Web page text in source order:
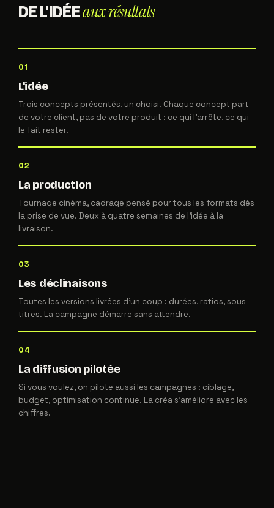
DE L'IDÉEaux résultats
01
L'idée
Trois concepts présentés, un choisi. Chaque concept part
de votre client, pas de votre produit : ce qui l'arrête, ce qui
le fait rester.
02
La production
Tournage cinéma, cadrage pensé pour tous les formats dès
la prise de vue. Deux à quatre semaines de l'idée à la
livraison.
03
Les déclinaisons
Toutes les versions livrées d'un coup : durées, ratios, sous-
titres. La campagne démarre sans attendre.
04
La diffusion pilotée
Si vous voulez, on pilote aussi les campagnes : ciblage,
budget, optimisation continue. La créa s'améliore avec les
chiffres.